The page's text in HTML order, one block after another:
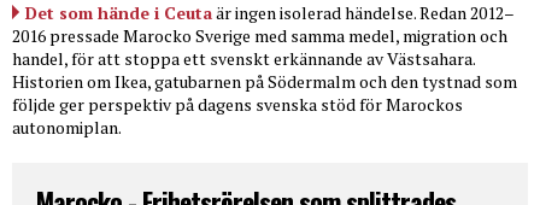
Det som hände i Ceutaär ingen isolerad händelse. Redan 2012–
2016 pressade Marocko Sverige med samma medel, migration och
handel, för att stoppa ett svenskt erkännande av Västsahara.
Historien om Ikea, gatubarnen på Södermalm och den tystnad som
följde ger perspektiv på dagens svenska stöd för Marockos
autonomiplan.